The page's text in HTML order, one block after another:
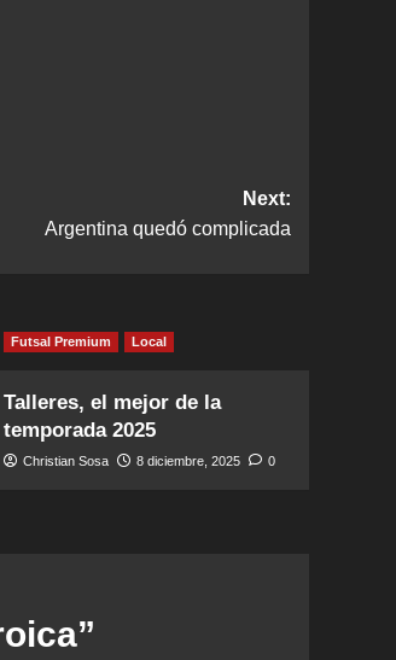
Next:
Argentina quedó complicada
Futsal Premium Local
Talleres, el mejor de la
temporada 2025
Christian Sosa 8 diciembre, 2025 0
”